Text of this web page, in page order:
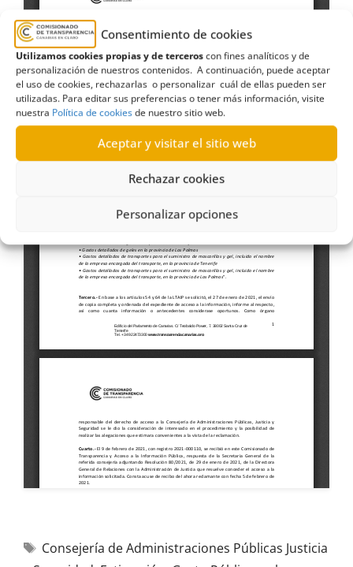
Consentimiento de cookies
Utilizamos cookies propias y de terceroscon fines analíticos y de
personalización de nuestros contenidos. A continuación, puede aceptar
el uso de cookies, rechazarlas o personalizar cuál de ellas pueden ser
utilizadas. Para editar sus preferencias o tener más información, visite
nuestra Política de cookiesde nuestro sitio web.
Aceptar y visitar el sitio web
Rechazar cookies
Personalizar opciones
Consejería de Administraciones Públicas Justicia